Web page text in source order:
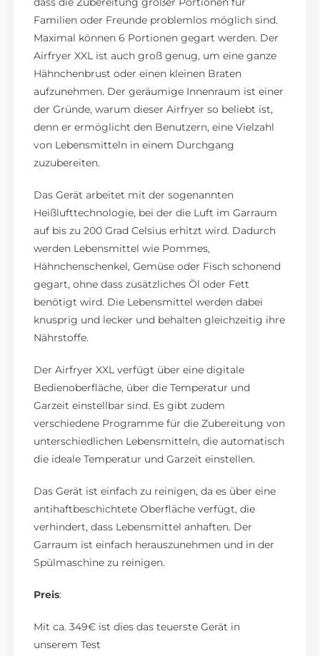
Familien oder Freunde problemlos möglich sind.
Maximal können 6 Portionen gegart werden. Der
Airfryer XXL ist auch groß genug, um eine ganze
Hähnchenbrust oder einen kleinen Braten
aufzunehmen. Der geräumige Innenraum ist einer
der Gründe, warum dieser Airfryer so beliebt ist,
denn er ermöglicht den Benutzern, eine Vielzahl
von Lebensmitteln in einem Durchgang
zuzubereiten.
Das Gerät arbeitet mit der sogenannten
Heißlufttechnologie, bei der die Luft im Garraum
auf bis zu 200 Grad Celsius erhitzt wird. Dadurch
werden Lebensmittel wie Pommes,
Hähnchenschenkel, Gemüse oder Fisch schonend
gegart, ohne dass zusätzliches Öl oder Fett
benötigt wird. Die Lebensmittel werden dabei
knusprig und lecker und behalten gleichzeitig ihre
Nährstoffe.
Der Airfryer XXL verfügt über eine digitale
Bedienoberfläche, über die Temperatur und
Garzeit einstellbar sind. Es gibt zudem
verschiedene Programme für die Zubereitung von
unterschiedlichen Lebensmitteln, die automatisch
die ideale Temperatur und Garzeit einstellen.
Das Gerät ist einfach zu reinigen, da es über eine
antihaftbeschichtete Oberfläche verfügt, die
verhindert, dass Lebensmittel anhaften. Der
Garraum ist einfach herauszunehmen und in der
Spülmaschine zu reinigen.
Preis:
Mit ca. 349€ ist dies das teuerste Gerät in
unserem Test